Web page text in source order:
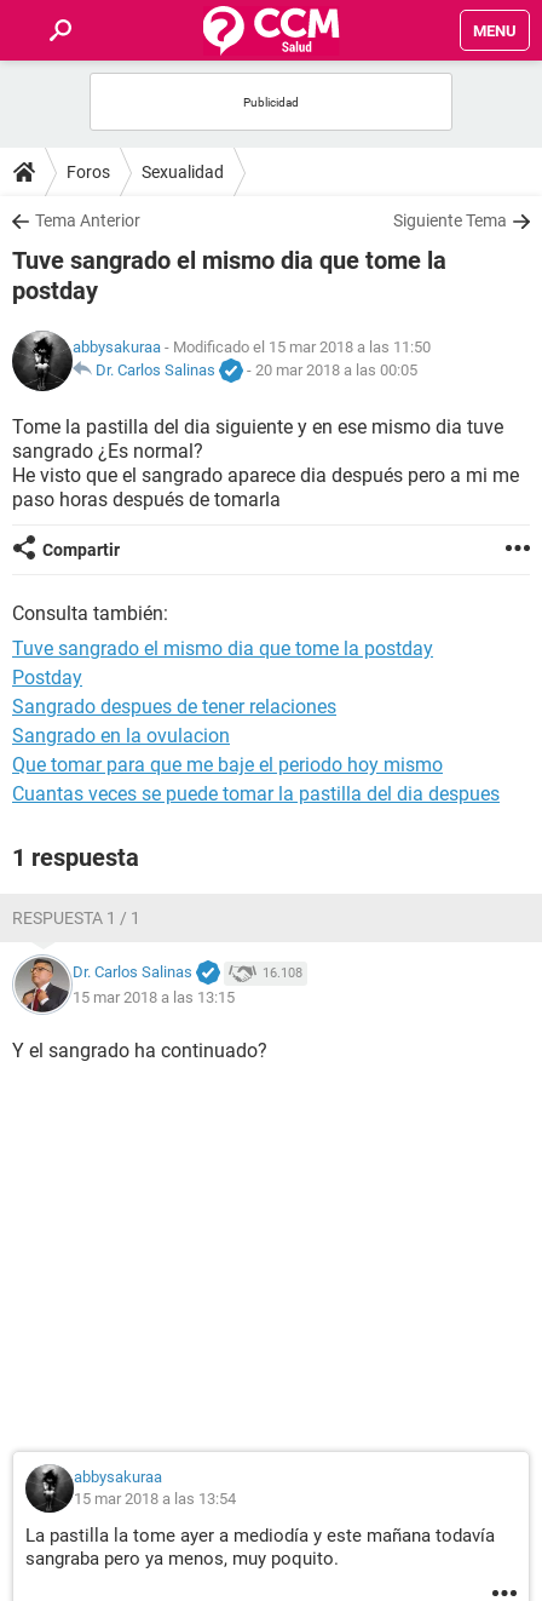
MENU
FOROS
SALUD
FAMILIA
NUTRICIÓN
SEXUALIDAD
Foros Sexualidad
Tema Anterior Siguiente Tema
Tuve sangrado el mismo dia que tome la
postday
abbysakuraa - Modificado el 15 mar 2018 a las 11:50
Dr. Carlos Salinas
- 20 mar 2018 a las 00:05
Tome la pastilla del dia siguiente y en ese mismo dia tuve
sangrado ¿Es normal?
He visto que el sangrado aparece dia después pero a mi me
paso horas después de tomarla
Compartir
Consulta también:
Tuve sangrado el mismo dia que tome la postday
Postday
Sangrado despues de tener relaciones
Sangrado en la ovulacion
Que tomar para que me baje el periodo hoy mismo
Cuantas veces se puede tomar la pastilla del dia despues
1 respuesta
RESPUESTA 1 / 1
Dr. Carlos Salinas 16.108
15 mar 2018 a las 13:15
Y el sangrado ha continuado?
abbysakuraa
15 mar 2018 a las 13:54
La pastilla la tome ayer a mediodía y este mañana todavía
sangraba pero ya menos, muy poquito.